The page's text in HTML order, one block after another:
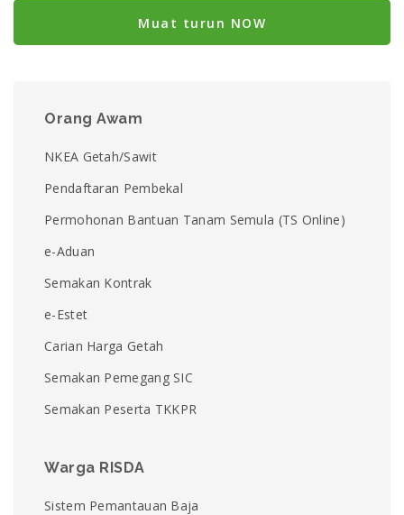
Muat turun NOW
Orang Awam
NKEA Getah/Sawit
Pendaftaran Pembekal
Permohonan Bantuan Tanam Semula (TS Online)
e-Aduan
Semakan Kontrak
e-Estet
Carian Harga Getah
Semakan Pemegang SIC
Semakan Peserta TKKPR
Warga RISDA
Sistem Pemantauan Baja